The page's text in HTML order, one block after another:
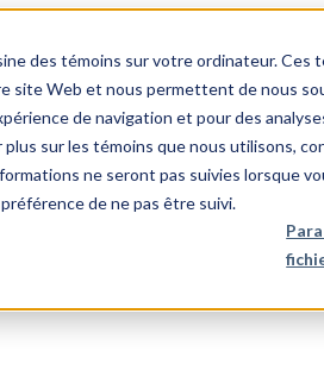
des témoins sur votre ordinateur.
site Web et nous permettent de nous
de navigation et pour des
plus sur les témoins que nous utilisons,
ne seront pas suivies lorsque
de ne pas être suivi.